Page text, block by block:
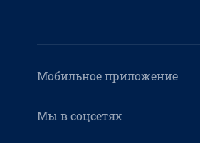
Мобильное приложение
Мы в соцсетях